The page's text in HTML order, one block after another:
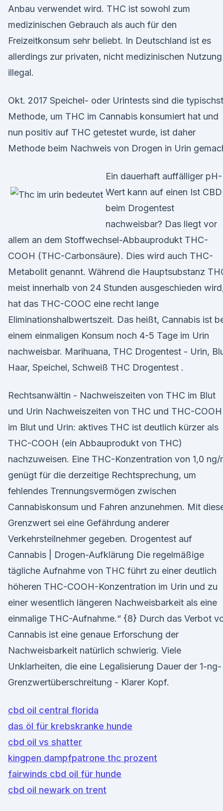
Anbau verwendet wird. THC ist sowohl zum
medizinischen Gebrauch als auch für den
Freizeitkonsum sehr beliebt. In Deutschland ist es
allerdings zur privaten, nicht medizinischen Nutzung
illegal.
Okt. 2017 Speichel- oder Urintests sind die
Methode, um THC im Cannabis konsumiert hat und
nun positiv auf THC getestet wurde, ist daher
Methode beim Nachweis von Drogen in Urin
Ein dauerhaft auffälliger pH-
Wert kann auf einen Ist CBD
beim Drogentest
nachweisbar? Das liegt vor
allem an dem Stoffwechsel-Abbauprodukt THC-
COOH (THC-Carbonsäure). Dies wird auch THC-
Metabolit genannt. Während die Hauptsubstanz
meist innerhalb von 24 Stunden ausgeschieden
hat das THC-COOC eine recht lange
Eliminationshalbwertszeit. Das heißt, Cannabis ist
einem einmaligen Konsum noch 4-5 Tage im Urin
nachweisbar. Marihuana, THC Drogentest - Urin,
Haar, Speichel, Schweiß THC Drogentest .
Rechtsanwältin - Nachweiszeiten von THC im Blut
und Urin Nachweiszeiten von THC und THC-COOH
im Blut und Urin: aktives THC ist deutlich kürzer als
THC-COOH (ein Abbauprodukt von THC)
nachzuweisen. Eine THC-Konzentration von 1,0 ng/
genügt für die derzeitige Rechtsprechung, um
fehlendes Trennungsvermögen zwischen
Cannabiskonsum und Fahren anzunehmen. Mit
Grenzwert sei eine Gefährdung anderer
Verkehrsteilnehmer gegeben. Drogentest auf
Cannabis | Drogen-Aufklärung Die regelmäßige
tägliche Aufnahme von THC führt zu einer deutlich
höheren THC-COOH-Konzentration im Urin und zu
einer wesentlich längeren Nachweisbarkeit als eine
einmalige THC-Aufnahme.“ {8} Durch das Verbot
Cannabis ist eine genaue Erforschung der
Nachweisbarkeit natürlich schwierig. Viele
Unklarheiten, die eine Legalisierung Dauer der 1-ng-
Grenzwertüberschreitung - Klarer Kopf.
cbd oil central florida
das öl für krebskranke hunde
cbd oil vs shatter
kingpen dampfpatrone thc prozent
fairwinds cbd oil für hunde
cbd oil newark on trent